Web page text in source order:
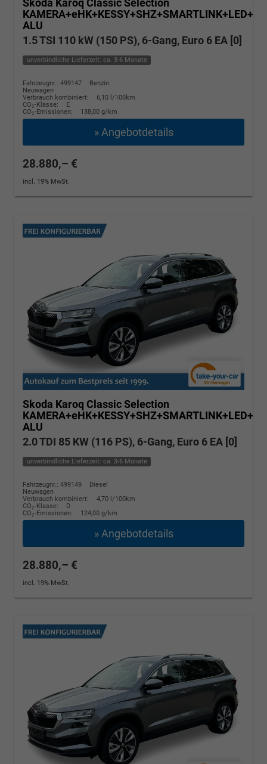
Skoda Karoq Classic Selection
ALU
1.5 TSI 110 kW (150 PS), 6-Gang, Euro 6 EA [0]
unverbindliche Lieferzeit: ca. 3-6 Monate
Fahrzeugnr.: 499147
Benzin
Neuwagen
Verbrauch kombiniert:
6,10 l/100km
CO2-Klasse:
E
CO2-Emissionen: 138,00 g/km
» Angebotdetails
28.880,– €
incl. 19% MwSt.
Skoda Karoq Classic Selection
ALU
2.0 TDI 85 KW (116 PS), 6-Gang, Euro 6 EA [0]
unverbindliche Lieferzeit: ca. 3-6 Monate
Fahrzeugnr.: 499149
Diesel
Neuwagen
Verbrauch kombiniert:
4,70 l/100km
CO2-Klasse:
D
CO2-Emissionen: 124,00 g/km
» Angebotdetails
28.880,– €
incl. 19% MwSt.